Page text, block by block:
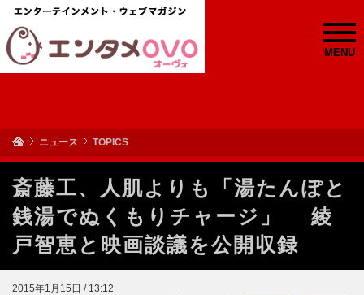
MENU
ニュース TOPICS
斎藤工、人肌よりも「湯たんぽと
銭湯でぬくもりチャージ」 綾
戸智恵と映画談議を公開収録
2015年1月15日 / 13:12